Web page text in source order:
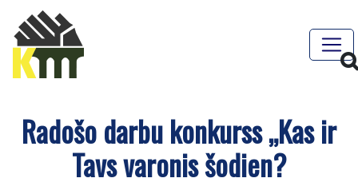
Radošo darbu konkurss „Kas ir
Tavs varonis šodien?